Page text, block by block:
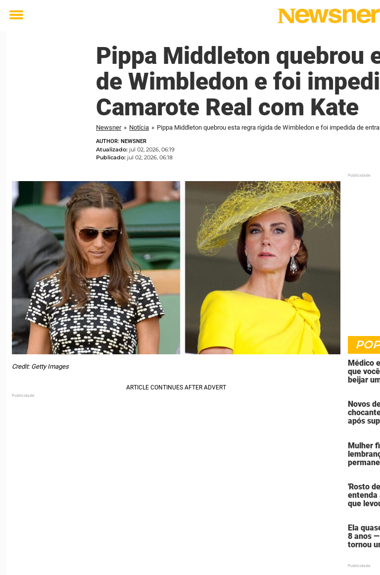
Toggle
Pippa Middleton quebrou
de Wimbledon e foi
Camarote Real com Kate
Newsner » Notícia » Pippa Middleton quebrou esta regra rígida de Wimbledon e foi impedida de
AUTHOR: NEWSNER
Atualizado: jul 02, 2026, 06:19
Publicado: jul 02, 2026, 06:18
Credit: Getty Images
Médico
que
beijar
Novos
após
por
a família
Mulher
'Rosto
entenda
que
Ela
8 anos
tornou
Hollywood